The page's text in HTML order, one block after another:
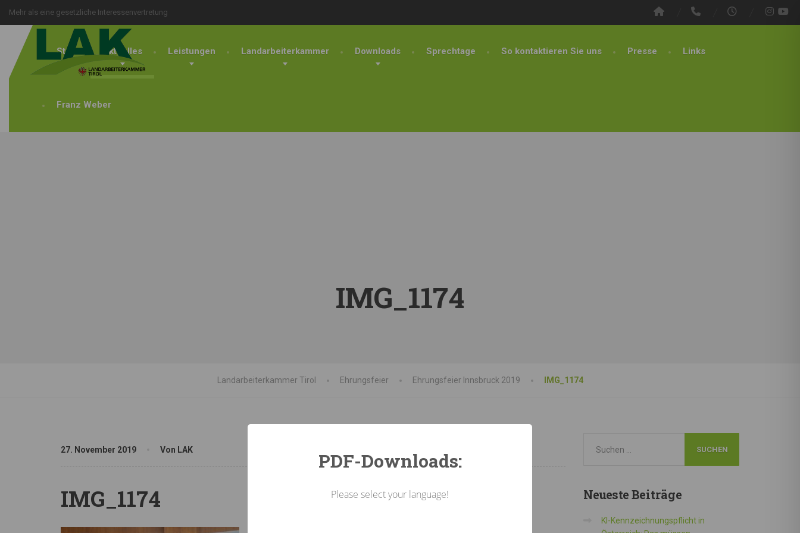
Mehr als eine gesetzliche Interessenvertretung
Start Aktuelles Leistungen Landarbeiterkammer Downloads Sprechtage So kontaktieren Sie uns Presse Links
Franz Weber
IMG_1174
Landarbeiterkammer Tirol Ehrungsfeier Ehrungsfeier Innsbruck 2019 IMG_1174
27. November 2019 Von LAK
IMG_1174 NeuesteBeiträge
KI-Kennzeichnungspflicht in
PDF-Downloads:
Please select your language!